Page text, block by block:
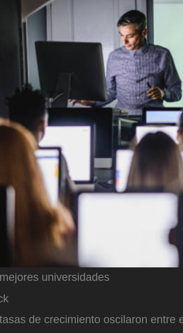
universidades
de crecimiento oscilaron entre